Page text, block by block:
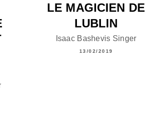
LE MAGICIEN DE
LUBLIN
Isaac Bashevis Singer
13/02/2019